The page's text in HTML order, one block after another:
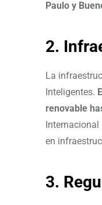
Paulo y
2.
La
Inteligentes.
renovable
en
3.